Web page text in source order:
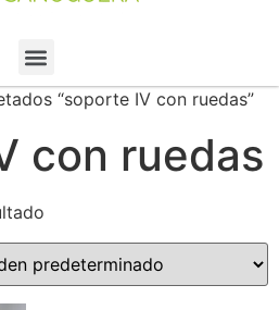
“soporte IV con ruedas”
con ruedas